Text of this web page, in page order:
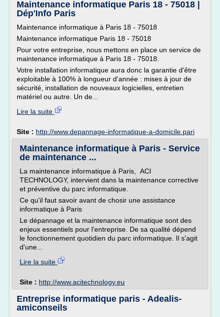
Maintenance informatique Paris 18 - 75018 |
Dép'Info Paris
Maintenance informatique à Paris 18 - 75018
Maintenance informatique Paris 18 - 75018
Pour votre entreprise, nous mettons en place un service de
maintenance informatique à Paris 18 - 75018.
Votre installation informatique aura donc la garantie d'être
exploitable à 100% à longueur d'année : mises à jour de
sécurité, installation de nouveaux logicielles, entretien
matériel ou autre. Un de...
Lire la suite
Site : http://www.depannage-informatique-a-domicile.pari
Maintenance informatique à Paris - Service
de maintenance ...
La maintenance informatique à Paris, ACI
TECHNOLOGY, intervient dans la maintenance corrective
et préventive du parc informatique.
Ce qu'il faut savoir avant de chosir une assistance
informatique à Paris
Le dépannage et la maintenance informatique sont des
enjeux essentiels pour l'entreprise. De sa qualité dépend
le fonctionnement quotidien du parc informatique. Il s'agit
d'une...
Lire la suite
Site : http://www.acitechnology.eu
Entreprise informatique paris - Adealis-
amiconseils